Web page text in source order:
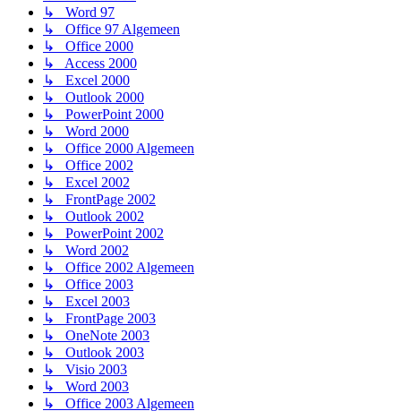
↳ Word 97
↳ Office 97 Algemeen
↳ Office 2000
↳ Access 2000
↳ Excel 2000
↳ Outlook 2000
↳ PowerPoint 2000
↳ Word 2000
↳ Office 2000 Algemeen
↳ Office 2002
↳ Excel 2002
↳ FrontPage 2002
↳ Outlook 2002
↳ PowerPoint 2002
↳ Word 2002
↳ Office 2002 Algemeen
↳ Office 2003
↳ Excel 2003
↳ FrontPage 2003
↳ OneNote 2003
↳ Outlook 2003
↳ Visio 2003
↳ Word 2003
↳ Office 2003 Algemeen